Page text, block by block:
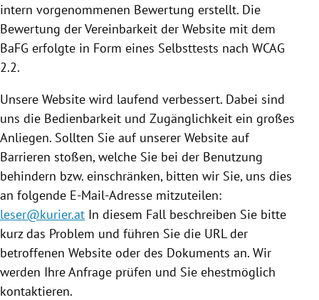
intern vorgenommenen Bewertung erstellt. Die
Bewertung der Vereinbarkeit der Website mit dem
BaFG erfolgte in Form eines Selbsttests nach WCAG
2.2.
Unsere Website wird laufend verbessert. Dabei sind
uns die Bedienbarkeit und Zugänglichkeit ein großes
Anliegen. Sollten Sie auf unserer Website auf
Barrieren stoßen, welche Sie bei der Benutzung
behindern bzw. einschränken, bitten wir Sie, uns dies
an folgende E-Mail-Adresse mitzuteilen:
leser@kurier.at In diesem Fall beschreiben Sie bitte
kurz das Problem und führen Sie die URL der
betroffenen Website oder des Dokuments an. Wir
werden Ihre Anfrage prüfen und Sie ehestmöglich
kontaktieren.